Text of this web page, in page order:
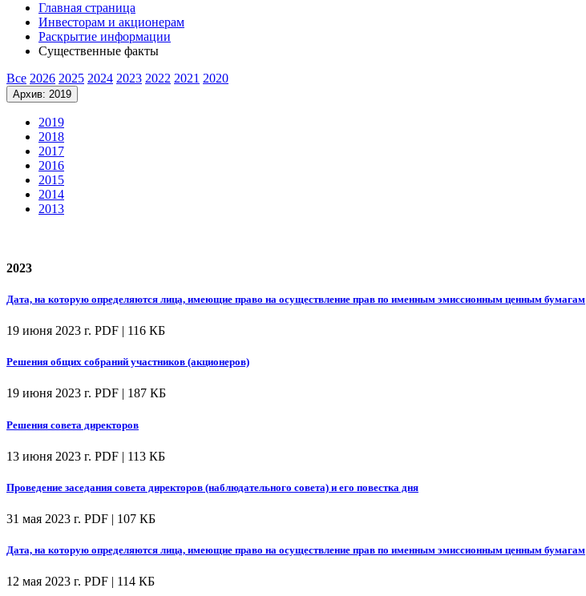
Главная страница
Инвесторам и акционерам
Раскрытие информации
Существенные факты
Все 2026 2025 2024 2023 2022 2021 2020
Архив: 2019
2019
2018
2017
2016
2015
2014
2013
2023
Дата, на которую определяются лица, имеющие право на осуществление прав по именным эмиссионным ценным бумагам
19 июня 2023 г. PDF | 116 КБ
Решения общих собраний участников (акционеров)
19 июня 2023 г. PDF | 187 КБ
Решения совета директоров
13 июня 2023 г. PDF | 113 КБ
Проведение заседания совета директоров (наблюдательного совета) и его повестка дня
31 мая 2023 г. PDF | 107 КБ
Дата, на которую определяются лица, имеющие право на осуществление прав по именным эмиссионным ценным бумагам
12 мая 2023 г. PDF | 114 КБ